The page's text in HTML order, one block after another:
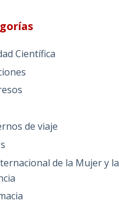
Científica
de viaje
de la Mujer y